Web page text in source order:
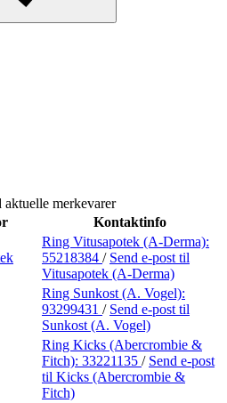
aktuelle merkevarer
Kontaktinfo
Ring Vitusapotek (A-Derma):
55218384 / Send e-post til
Vitusapotek (A-Derma)
Ring Sunkost (A. Vogel):
93299431 / Send e-post til
Sunkost (A. Vogel)
Ring Kicks (Abercrombie &
Fitch): 33221135 / Send e-post
til Kicks (Abercrombie &
Fitch)